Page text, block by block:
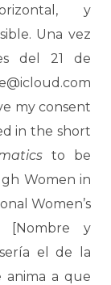
y
Una vez
del 21 de
my consent
in the short
to be
Women in
Women’s
[Nombre y
el de la
anima a que